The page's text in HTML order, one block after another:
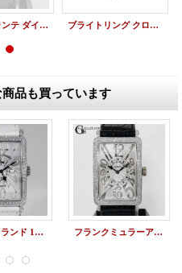
SEIKO ガランテ ダイヤ 正規OH済 ブライトリング クロノマット YG ダイヤ D13355 激レア 希少!!
品も買っています
ロングアイランド 1200SC 100本限定 アフターダイヤ フランクミュラーアフターダイヤ FRANCK MULLER ロングアイランド 1200SC QZ K18WG パヴェダイヤモンド